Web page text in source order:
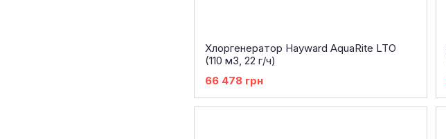
Хлоргенератор Hayward AquaRite LTO
(110 м3, 22 г/ч)
66 478 грн